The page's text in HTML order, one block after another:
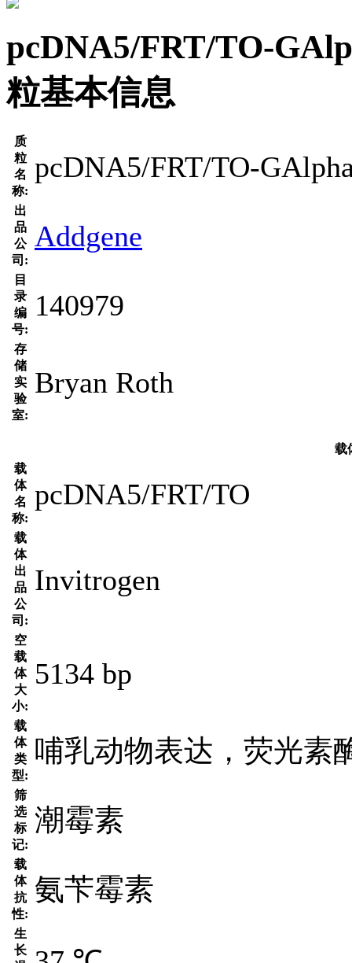
pcDNA5/FRT/TO-
粒基本信息
质
粒
名
称:
pcDNA5/FRT/TO-
出
品
公
司:
Addgene
目
录
编
号:
140979
存
储
实
验
室:
Bryan Roth
载
载
体
名
称:
pcDNA5/FRT/TO
载
体
出
品
公
司:
Invitrogen
空
载
体
大
小:
5134 bp
载
体
类
型:
哺乳动物表达，荧光素
筛
选
标
记:
潮霉素
载
体
抗
性:
氨苄霉素
生
长